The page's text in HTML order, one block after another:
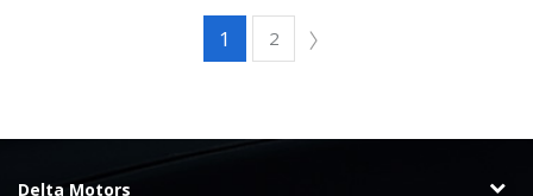
1 2
Delta Motors